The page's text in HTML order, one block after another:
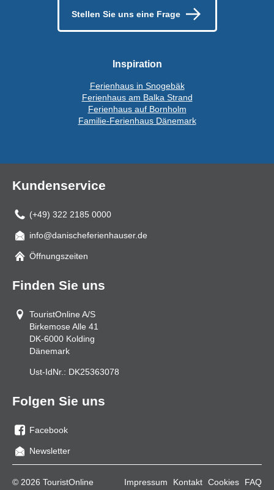
Stellen Sie uns eine Frage
Inspiration
Ferienhaus in Snogebäk
Ferienhaus am Balka Strand
Ferienhaus auf Bornholm
Familie-Ferienhaus Dänemark
Kundenservice
(+49) 322 2185 0000
Mail
info@danischeferienhauser.de
Öffnungszeiten
Finden Sie uns
TouristOnline A/S
Birkemose Alle 41
DK-6000 Kolding
Dänemark
Ust-IdNr.: DK25363078
Folgen Sie uns
Sie
uns
Facebook
Newsletter
© 2026 TouristOnline Impressum Kontakt Cookies FAQ